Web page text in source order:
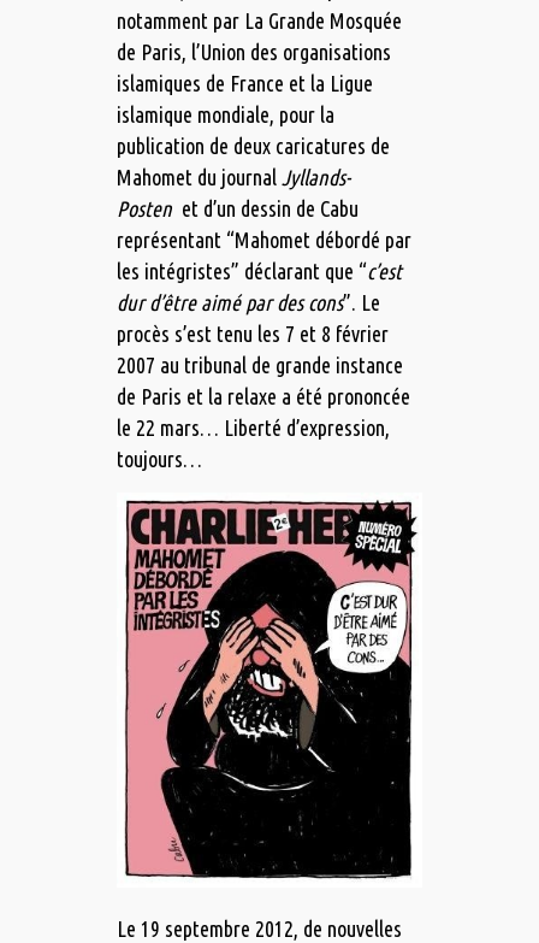
notamment par La Grande Mosquée
de Paris, l’Union des organisations
islamiques de France et la Ligue
islamique mondiale, pour la
publication de deux caricatures de
Mahomet du journal Jyllands-
Posten et d’un dessin de Cabu
représentant “Mahomet débordé par
les intégristes” déclarant que “c’est
dur d’être aimé par des cons”. Le
procès s’est tenu les 7 et 8 février
2007 au tribunal de grande instance
de Paris et la relaxe a été prononcée
le 22 mars… Liberté d’expression,
toujours…
Le 19 septembre 2012, de nouvelles